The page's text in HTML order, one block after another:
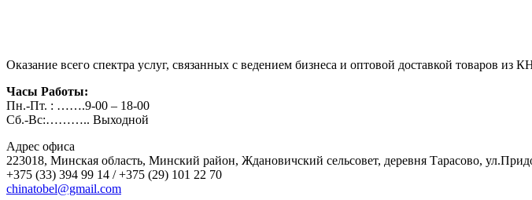
Оказание всего спектра услуг, связанных с ведением бизнеса и оптовой доставкой товаров из
Часы Работы:
Пн.-Пт. : …….9-00 – 18-00
Сб.-Вс:……….. Выходной
Адрес офиса
223018, Минская область, Минский район, Ждановичский сельсовет, деревня Тарасово,
+375 (33) 394 99 14 / +375 (29) 101 22 70
chinatobel@gmail.com